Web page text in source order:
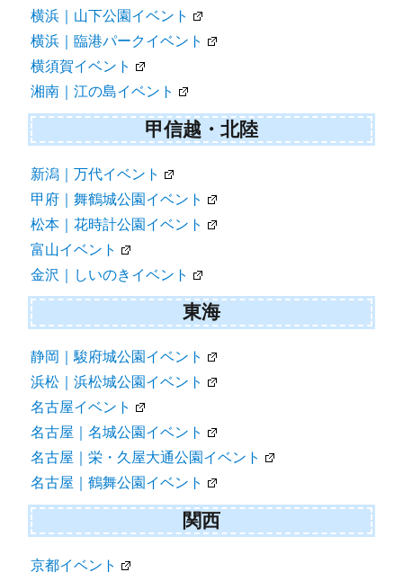
横浜｜山下公園イベント
横浜｜臨港パークイベント
横須賀イベント
湘南｜江の島イベント
甲信越・北陸
新潟｜万代イベント
甲府｜舞鶴城公園イベント
松本｜花時計公園イベント
富山イベント
金沢｜しいのきイベント
東海
静岡｜駿府城公園イベント
浜松｜浜松城公園イベント
名古屋イベント
名古屋｜名城公園イベント
名古屋｜栄・久屋大通公園イベント
名古屋｜鶴舞公園イベント
関西
京都イベント